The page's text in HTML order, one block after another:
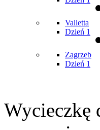
Valletta
Dzień 1
Zagrzeb
Dzień 1
Wycieczkę